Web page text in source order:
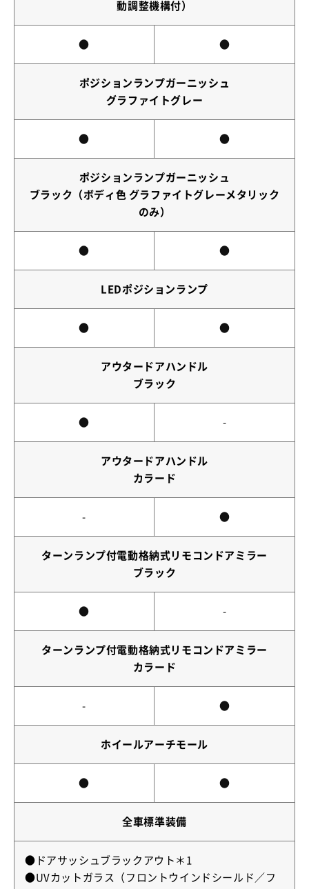
動調整機構付）
● ●
ポジションランプガーニッシュ
グラファイトグレー
● ●
ポジションランプガーニッシュ
ブラック（ボディ色 グラファイトグレーメタリック
のみ）
● ●
LEDポジションランプ
● ●
アウタードアハンドル
ブラック
● -
アウタードアハンドル
カラード
- ●
ターンランプ付電動格納式リモコンドアミラー
ブラック
● -
ターンランプ付電動格納式リモコンドアミラー
カラード
- ●
ホイールアーチモール
● ●
全車標準装備
●ドアサッシュブラックアウト＊1
●UVカットガラス（フロントウインドシールド／フ